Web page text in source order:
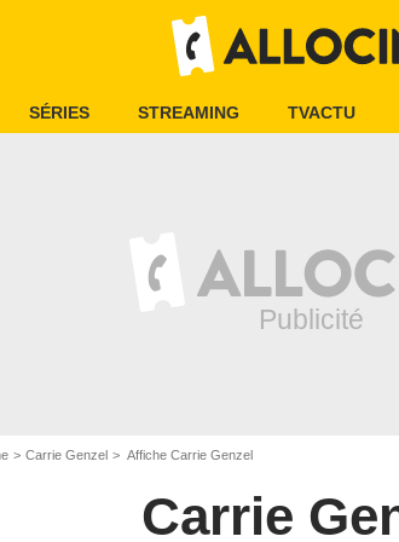
SÉRIES STREAMING TVACTU
Carrie Genzel Affiche Carrie Genzel
Carrie